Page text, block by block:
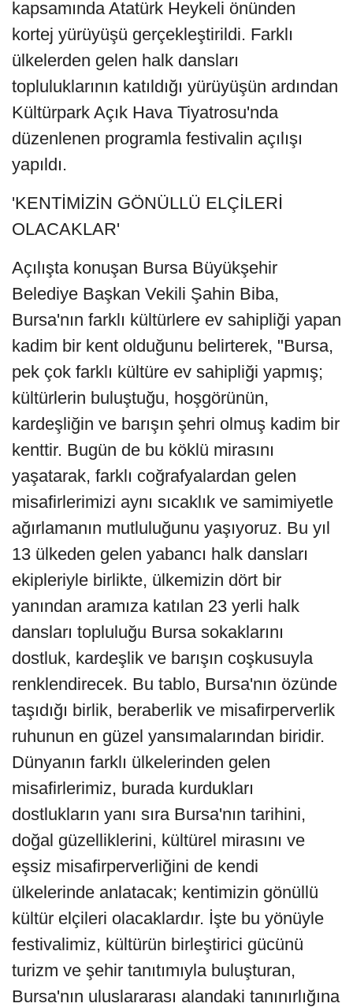
kapsamında Atatürk Heykeli önünden
kortej yürüyüşü gerçekleştirildi. Farklı
ülkelerden gelen halk dansları
topluluklarının katıldığı yürüyüşün ardından
Kültürpark Açık Hava Tiyatrosu'nda
düzenlenen programla festivalin açılışı
yapıldı.
'KENTİMİZİN GÖNÜLLÜ ELÇİLERİ
OLACAKLAR'
Açılışta konuşan Bursa Büyükşehir
Belediye Başkan Vekili Şahin Biba,
Bursa'nın farklı kültürlere ev sahipliği yapan
kadim bir kent olduğunu belirterek, "Bursa,
pek çok farklı kültüre ev sahipliği yapmış;
kültürlerin buluştuğu, hoşgörünün,
kardeşliğin ve barışın şehri olmuş kadim bir
kenttir. Bugün de bu köklü mirasını
yaşatarak, farklı coğrafyalardan gelen
misafirlerimizi aynı sıcaklık ve samimiyetle
ağırlamanın mutluluğunu yaşıyoruz. Bu yıl
13 ülkeden gelen yabancı halk dansları
ekipleriyle birlikte, ülkemizin dört bir
yanından aramıza katılan 23 yerli halk
dansları topluluğu Bursa sokaklarını
dostluk, kardeşlik ve barışın coşkusuyla
renklendirecek. Bu tablo, Bursa'nın özünde
taşıdığı birlik, beraberlik ve misafirperverlik
ruhunun en güzel yansımalarından biridir.
Dünyanın farklı ülkelerinden gelen
misafirlerimiz, burada kurdukları
dostlukların yanı sıra Bursa'nın tarihini,
doğal güzelliklerini, kültürel mirasını ve
eşsiz misafirperverliğini de kendi
ülkelerinde anlatacak; kentimizin gönüllü
kültür elçileri olacaklardır. İşte bu yönüyle
festivalimiz, kültürün birleştirici gücünü
turizm ve şehir tanıtımıyla buluşturan,
Bursa'nın uluslararası alandaki tanınırlığına